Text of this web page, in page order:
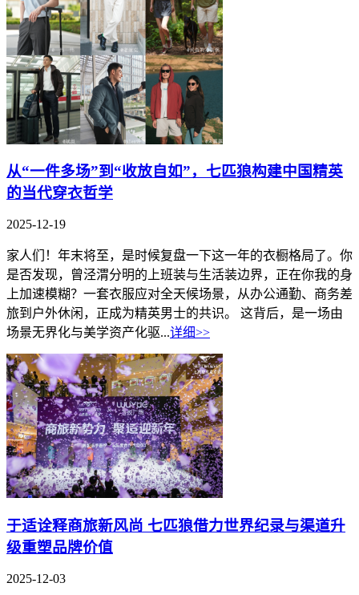
从“一件多场”到“收放自如”，七匹狼构建中国精英
的当代穿衣哲学
2025-12-19
家人们！年末将至，是时候复盘一下这一年的衣橱格局了。你
是否发现，曾泾渭分明的上班装与生活装边界，正在你我的身
上加速模糊？一套衣服应对全天候场景，从办公通勤、商务差
旅到户外休闲，正成为精英男士的共识。 这背后，是一场由
场景无界化与美学资产化驱...详细>>
于适诠释商旅新风尚 七匹狼借力世界纪录与渠道升
级重塑品牌价值
2025-12-03